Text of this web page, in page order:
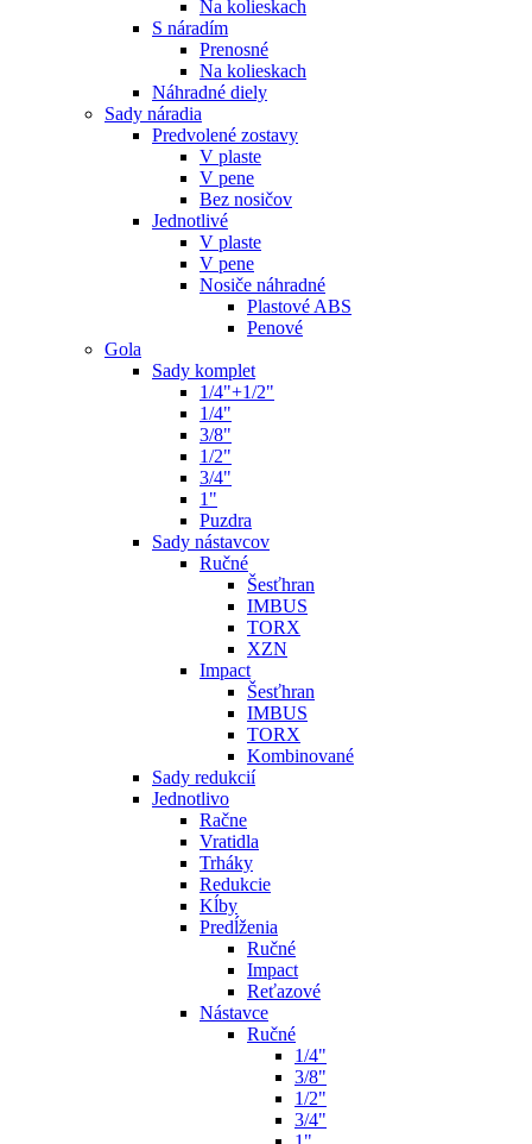
Na kolieskach
S náradím
Prenosné
Na kolieskach
Náhradné diely
Sady náradia
Predvolené zostavy
V plaste
V pene
Bez nosičov
Jednotlivé
V plaste
V pene
Nosiče náhradné
Plastové ABS
Penové
Gola
Sady komplet
1/4"+1/2"
1/4"
3/8"
1/2"
3/4"
1"
Puzdra
Sady nástavcov
Ručné
Šesťhran
IMBUS
TORX
XZN
Impact
Šesťhran
IMBUS
TORX
Kombinované
Sady redukcií
Jednotlivo
Račne
Vratidla
Trháky
Redukcie
Kĺby
Predĺženia
Ručné
Impact
Reťazové
Nástavce
Ručné
1/4"
3/8"
1/2"
3/4"